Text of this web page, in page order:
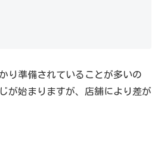
り準備されていることが多いの
が始まりますが、店舗により差が